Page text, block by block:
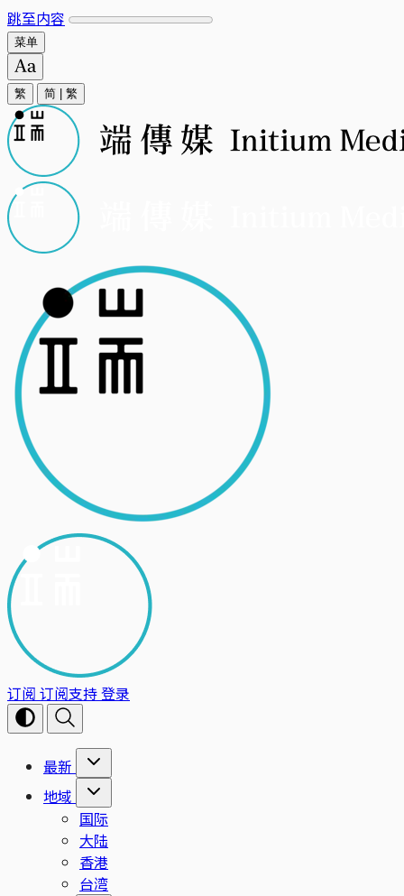
跳至内容
菜单
繁 简 繁
订阅 订阅支持登录
最新
地域
国际
大陆
香港
台湾